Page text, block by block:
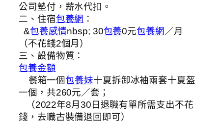
公司墊付，薪水代扣。
二、住宿包養網 ：
&包養感情nbsp; 30包養0元包養網 ／月
（不花錢2個月）
三、設備物質：
包養金額
餐箱一個包養妹十夏拆卸冰袖兩套十夏盔
一個，共260元／套；
（2022年8月30日退職有單所需支出不花
錢，去職古裝備退回即可）